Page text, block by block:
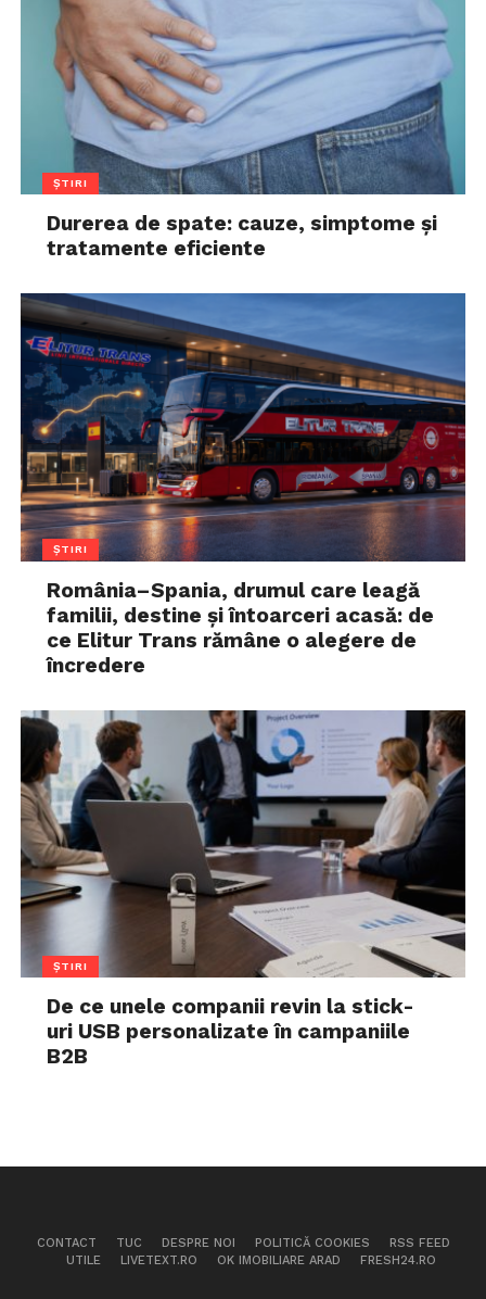
ȘTIRI
Durerea de spate: cauze, simptome și
tratamente eficiente
ȘTIRI
România–Spania, drumul care leagă
familii, destine și întoarceri acasă: de
ce Elitur Trans rămâne o alegere de
încredere
ȘTIRI
De ce unele companii revin la stick-
uri USB personalizate în campaniile
B2B
CONTACT TUC DESPRE NOI POLITICĂ COOKIES
RSS FEED
UTILE
LIVETEXT.RO OK IMOBILIARE ARAD FRESH24.RO